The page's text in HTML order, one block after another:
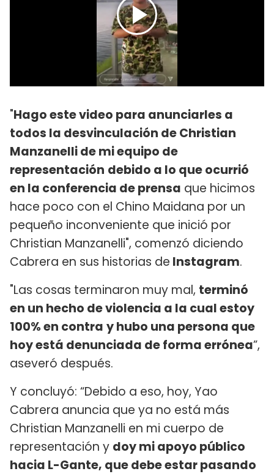
"Hago este video para anunciarles a
todos la desvinculación de Christian
Manzanelli de mi equipo de
representación debido a lo que ocurrió
en la conferencia de prensa que hicimos
hace poco con el Chino Maidana por un
pequeño inconveniente que inició por
Christian Manzanelli", comenzó diciendo
Cabrera en sus historias de Instagram.
"Las cosas terminaron muy mal, terminó
en un hecho de violencia a la cual estoy
100% en contra y hubo una persona que
hoy está denunciada de forma errónea”,
aseveró después.
Y concluyó: “Debido a eso, hoy, Yao
Cabrera anuncia que ya no está más
Christian Manzanelli en mi cuerpo de
representación y doy mi apoyo público
hacia L-Gante, que debe estar pasando